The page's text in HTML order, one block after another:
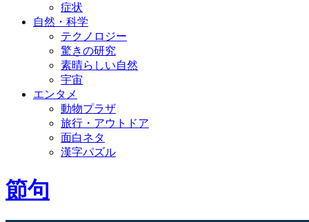
症状
自然・科学
テクノロジー
驚きの研究
素晴らしい自然
宇宙
エンタメ
動物プラザ
旅行・アウトドア
面白ネタ
漢字パズル
節句